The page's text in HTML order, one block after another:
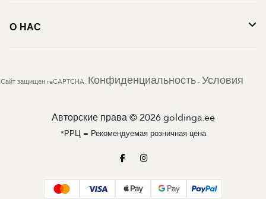
О НАС
Сайт защищен reCAPTCHA. Конфиденциальность - Условия
Авторские права © 2026 goldinga.ee
*РРЦ = Рекомендуемая розничная цена